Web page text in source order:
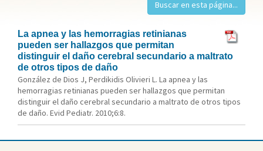
La apnea y las hemorragias retinianas
pueden ser hallazgos que permitan
distinguir el daño cerebral secundario a maltrato
de otros tipos de daño
González de Dios J, Perdikidis Olivieri L. La apnea y las
hemorragias retinianas pueden ser hallazgos que permitan
distinguir el daño cerebral secundario a maltrato de otros tipos
de daño. Evid Pediatr. 2010;6:8.